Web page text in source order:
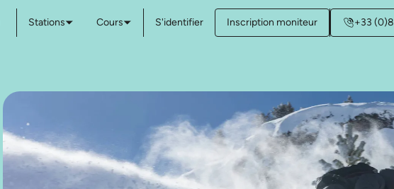
Stations Cours S'identifier Inscription moniteur +33